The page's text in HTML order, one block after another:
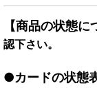
【商品の状態に
認下さい。
●カードの状態